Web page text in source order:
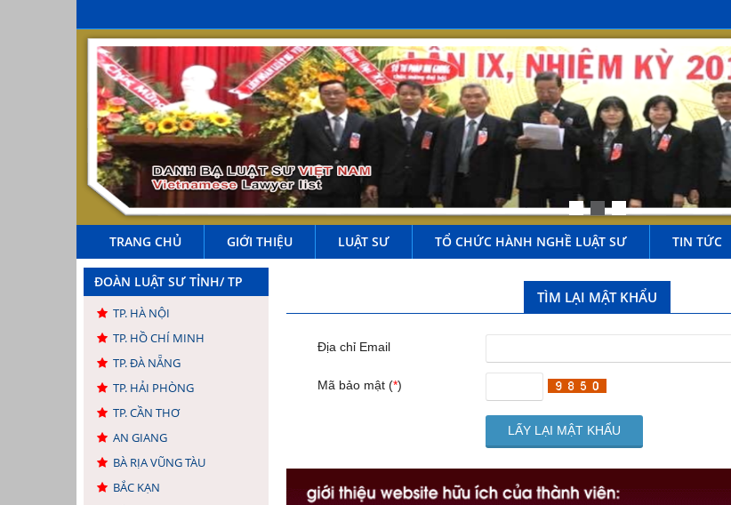
TRANG CHỦ GIỚI THIỆU LUẬT SƯ TỔ CHỨC HÀNH NGHỀ LUẬT SƯ TIN TỨC
ĐOÀN LUẬT SƯ TỈNH/ TP
TP. HÀ NỘI
TP. HỒ CHÍ MINH
TP. ĐÀ NẴNG
TP. HẢI PHÒNG
TP. CẦN THƠ
AN GIANG
BÀ RỊA VŨNG TÀU
BẮC KẠN
TÌM LẠI MẬT KHẨU
Địa chỉ Email
Mã bảo mật (*)